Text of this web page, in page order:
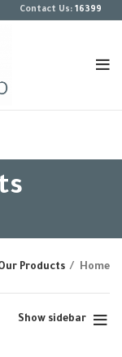
16399
:Contact Us
Home
Products
Show sidebar